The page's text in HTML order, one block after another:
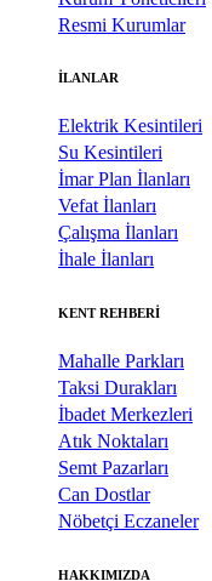
Resmi Kurumlar
İLANLAR
Elektrik Kesintileri
Su Kesintileri
İmar Plan İlanları
Vefat İlanları
Çalışma İlanları
İhale İlanları
KENT REHBERİ
Mahalle Parkları
Taksi Durakları
İbadet Merkezleri
Atık Noktaları
Semt Pazarları
Can Dostlar
Nöbetçi Eczaneler
HAKKIMIZDA